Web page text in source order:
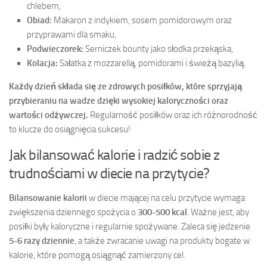
chlebem,
Obiad: Makaron z indykiem, sosem pomidorowym oraz
przyprawami dla smaku,
Podwieczorek: Serniczek bounty jako słodka przekąska,
Kolacja: Sałatka z mozzarellą, pomidorami i świeżą bazylią.
Każdy dzień składa się ze zdrowych posiłków, które sprzyjają
przybieraniu na wadze dzięki wysokiej kaloryczności oraz
wartości odżywczej. Regularność posiłków oraz ich różnorodność
to klucze do osiągnięcia sukcesu!
Jak bilansować kalorie i radzić sobie z
trudnościami w diecie na przytycie?
Bilansowanie kalorii w diecie mającej na celu przytycie wymaga
zwiększenia dziennego spożycia o 300-500 kcal. Ważne jest, aby
posiłki były kaloryczne i regularnie spożywane. Zaleca się jedzenie
5-6 razy dziennie, a także zwracanie uwagi na produkty bogate w
kalorie, które pomogą osiągnąć zamierzony cel.